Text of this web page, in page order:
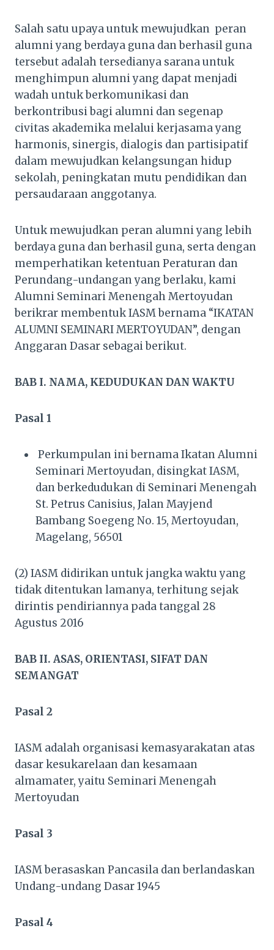
Salah satu upaya untuk mewujudkan peran
alumni yang berdaya guna dan berhasil guna
tersebut adalah tersedianya sarana untuk
menghimpun alumni yang dapat menjadi
wadah untuk berkomunikasi dan
berkontribusi bagi alumni dan segenap
civitas akademika melalui kerjasama yang
harmonis, sinergis, dialogis dan partisipatif
dalam mewujudkan kelangsungan hidup
sekolah, peningkatan mutu pendidikan dan
persaudaraan anggotanya.
Untuk mewujudkan peran alumni yang lebih
berdaya guna dan berhasil guna, serta dengan
memperhatikan ketentuan Peraturan dan
Perundang-undangan yang berlaku, kami
Alumni Seminari Menengah Mertoyudan
berikrar membentuk IASM bernama “IKATAN
ALUMNI SEMINARI MERTOYUDAN”, dengan
Anggaran Dasar sebagai berikut.
BAB I. NAMA, KEDUDUKAN DAN WAKTU
Pasal 1
Perkumpulan ini bernama Ikatan Alumni
Seminari Mertoyudan, disingkat IASM,
dan berkedudukan di Seminari Menengah
St. Petrus Canisius, Jalan Mayjend
Bambang Soegeng No. 15, Mertoyudan,
Magelang, 56501
(2) IASM didirikan untuk jangka waktu yang
tidak ditentukan lamanya, terhitung sejak
dirintis pendiriannya pada tanggal 28
Agustus 2016
BAB II. ASAS, ORIENTASI, SIFAT DAN
SEMANGAT
Pasal 2
IASM adalah organisasi kemasyarakatan atas
dasar kesukarelaan dan kesamaan
almamater, yaitu Seminari Menengah
Mertoyudan
Pasal 3
IASM berasaskan Pancasila dan berlandaskan
Undang-undang Dasar 1945
Pasal 4